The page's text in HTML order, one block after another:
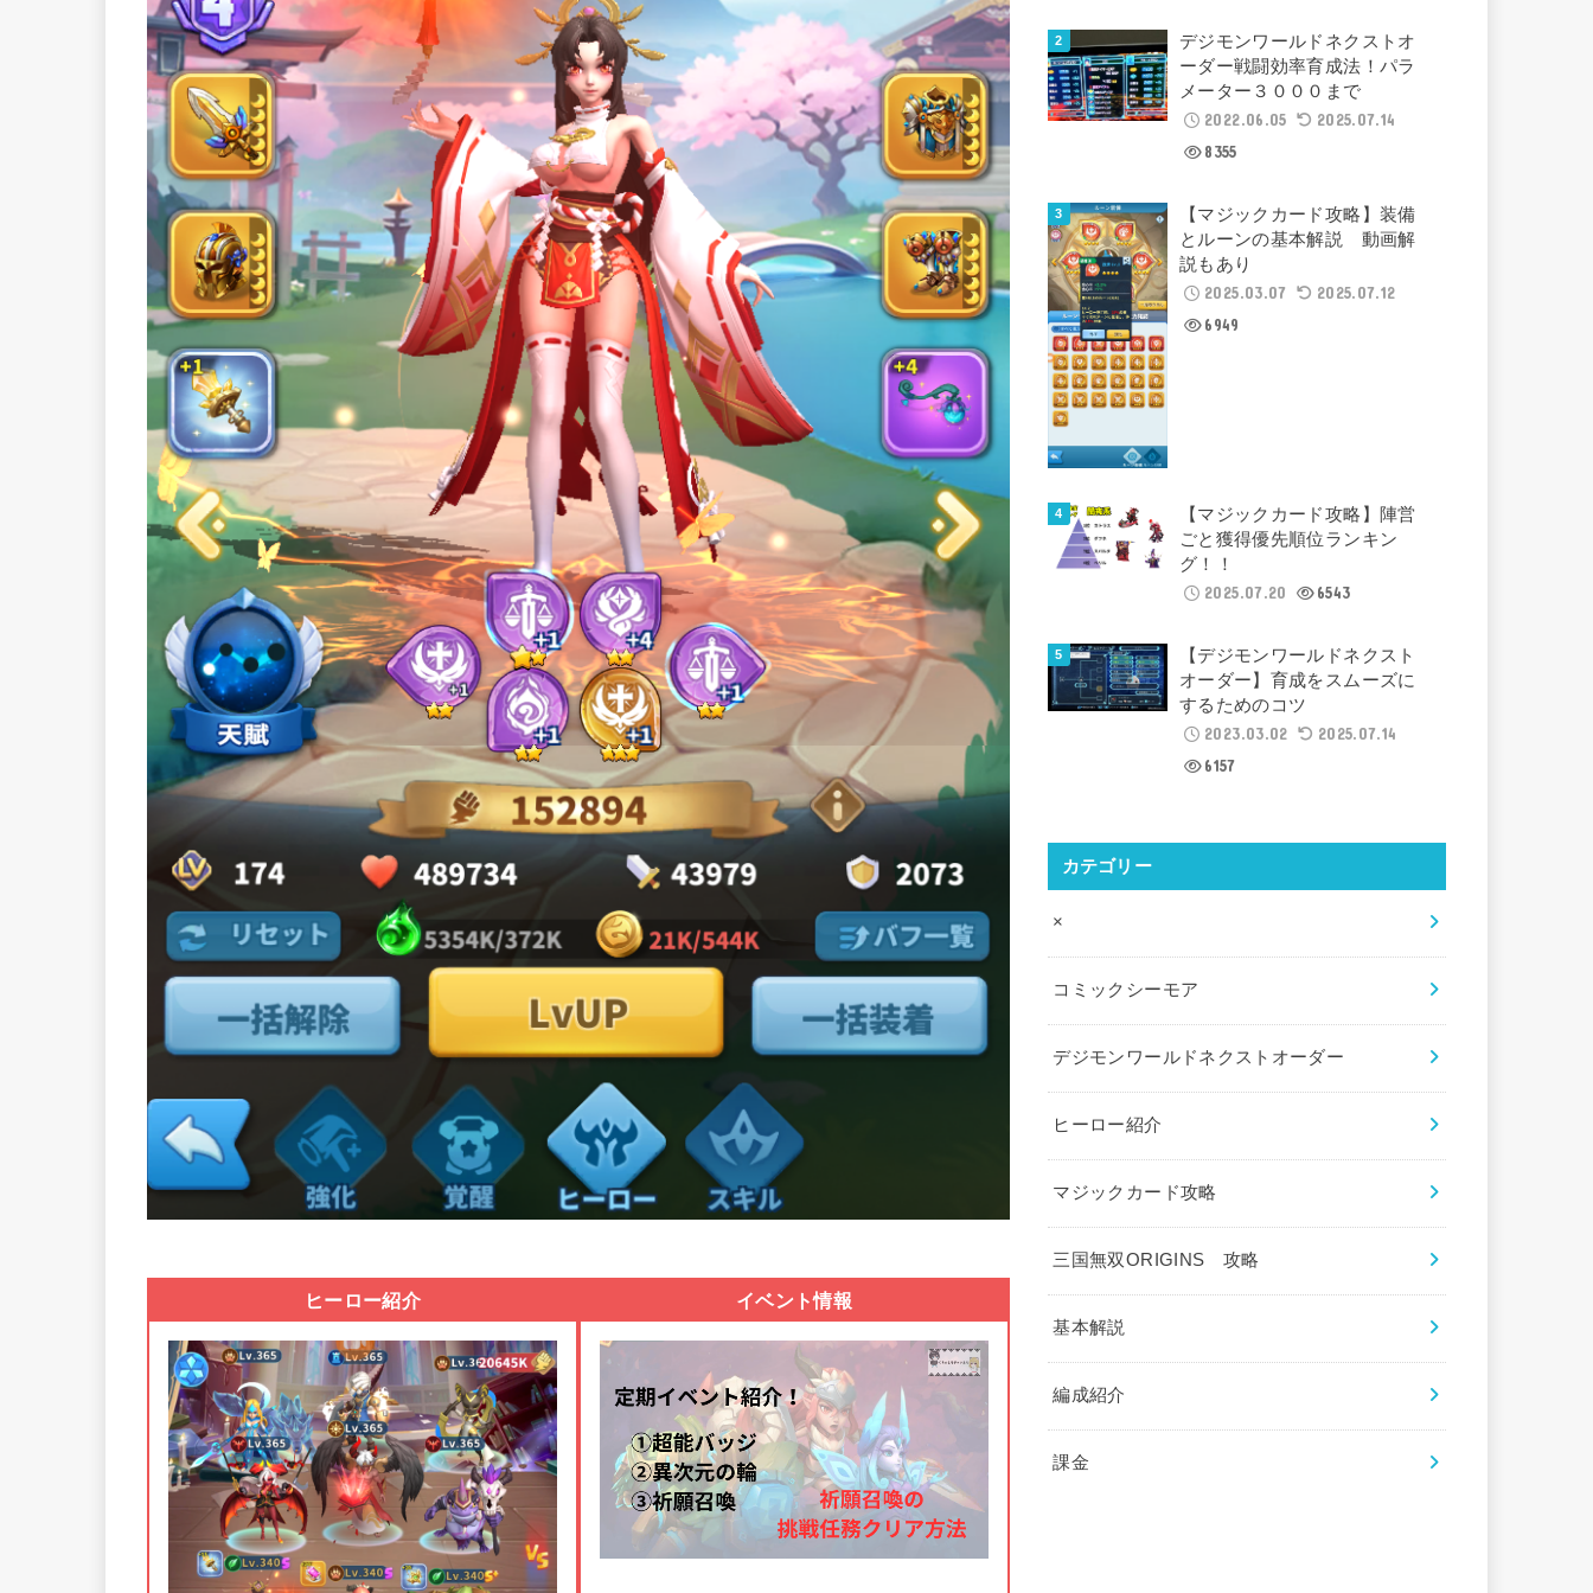
ヒーロー紹介 イベント情報
デジモンワールドネクストオ
ーダー戦闘効率育成法！パラ
メーター３０００まで
2022.06.05
2025.07.14
8355
【マジックカード攻略】装備
とルーンの基本解説 動画解
説もあり
2025.03.07
2025.07.12
6949
【マジックカード攻略】陣営
ごと獲得優先順位ランキン
グ！！
2025.07.20
6543
【デジモンワールドネクスト
オーダー】育成をスムーズに
するためのコツ
2023.03.02
2025.07.14
6157
カテゴリー
×
コミックシーモア
デジモンワールドネクストオーダー
ヒーロー紹介
マジックカード攻略
三国無双ORIGINS 攻略
基本解説
編成紹介
課金